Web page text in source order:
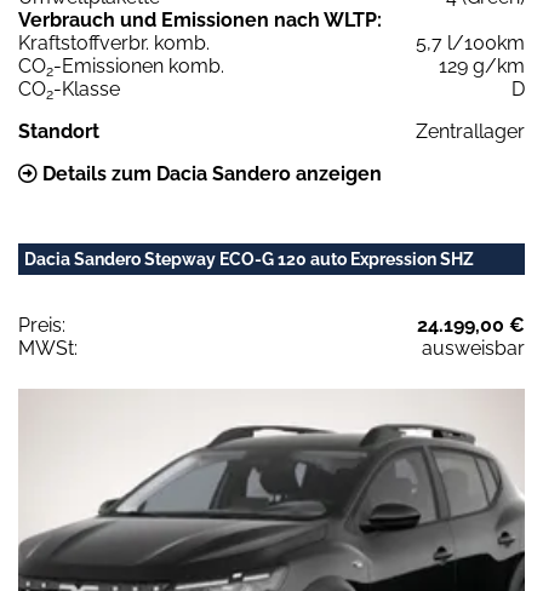
Verbrauch und Emissionen nach WLTP:
Kraftstoffverbr. komb.
5,7 l/100km
CO2-Emissionen komb.
129 g/km
CO2-Klasse
D
Standort
Zentrallager
Details zum Dacia Sandero anzeigen
Dacia Sandero Stepway ECO-G 120 auto Expression SHZ
Preis:
24.199,00 €
MWSt:
ausweisbar